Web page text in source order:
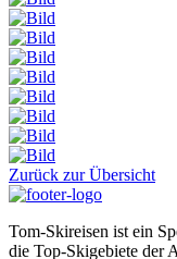
Zurück zur Übersicht
Tom-Skireisen ist ein
die Top-Skigebiete der